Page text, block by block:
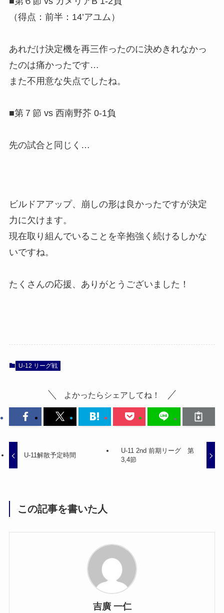
（得点：前半：14’アユム）
あれだけ決定機を再三作ったのに決めきれなかっ
たのは痛かったです…
また不用意な失点でしたね。
■第７節 vs 西南野芥 0-1負
先の試合と同じく…
ビルドアアップ、崩しの形は良かったですが決定
力に欠けます。
現在取り組んでいることを辛抱強く続けるしかな
いですね。
たくさんの応援、ありがとうございました！
U-12 リーグ戦
よかったらシェアしてね！
U-11解散予定時間
U-11 2nd 前期リーグ 第
3,4節
この記事を書いた人
吉廣 一仁